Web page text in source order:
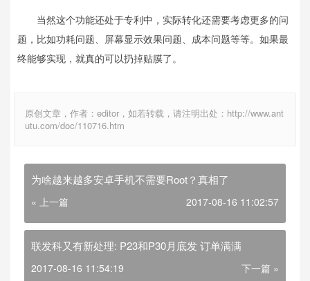
当然这个功能还处于专利中，实际转化还需要考虑更多的问
题，比如功耗问题、屏幕显示效果问题、成本问题等等。如果最
终能够实现，就真的可以扔掉贴膜了。
原创文章，作者：editor，如若转载，请注明出处：http://www.ant
utu.com/doc/110716.htm
为啥越来越多安卓手机不需要Root？真相了
« 上一篇 2017-08-16 11:02:57
联发科又有新处理: P23和P30月底发 订单满满
2017-08-16 11:54:19 下一篇 »